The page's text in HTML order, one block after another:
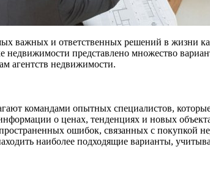
важных и ответственных решений в жизни
недвижимости представлено множество
агентств недвижимости.
командами опытных специалистов,
о ценах, тенденциях и новых
ошибок, связанных с покупкой
наиболее подходящие варианты,